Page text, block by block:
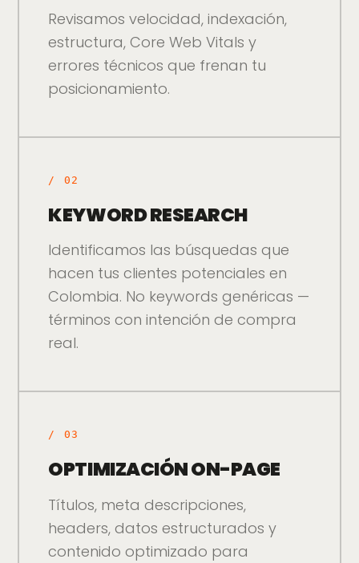
Revisamos velocidad, indexación,
estructura, Core Web Vitals y
errores técnicos que frenan tu
posicionamiento.
/ 02
KEYWORD RESEARCH
Identificamos las búsquedas que
hacen tus clientes potenciales en
Colombia. No keywords genéricas —
términos con intención de compra
real.
/ 03
OPTIMIZACIÓN ON-PAGE
Títulos, meta descripciones,
headers, datos estructurados y
contenido optimizado para